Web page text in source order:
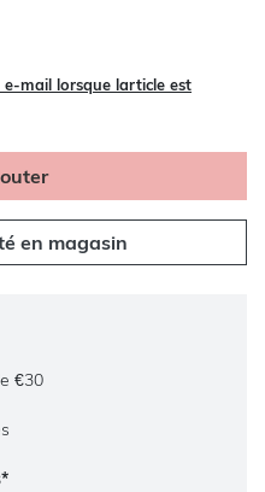
mail lorsque larticle est
en magasin
€30